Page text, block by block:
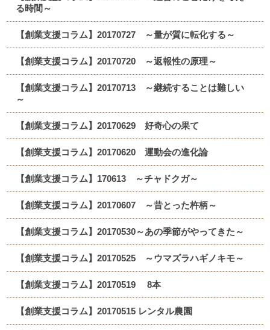
る時間～
【創業支援コラム】20170727 ～量が質に転化する～
【創業支援コラム】20170720 ～返報性の原理～
【創業支援コラム】20170713 ～継続することは難しい
～
【創業支援コラム】20170629 好奇心の果て
【創業支援コラム】20170620 運動会の進化論
【創業支援コラム】170613 ～チャドクガ～
【創業支援コラム】20170607 ～昔とった杵柄～
【創業支援コラム】20170530～あの季節がやってきた～
【創業支援コラム】20170525 ～ウマズラハギノキモ～
【創業支援コラム】20170519 8本
【創業支援コラム】20170515 レンタル農園